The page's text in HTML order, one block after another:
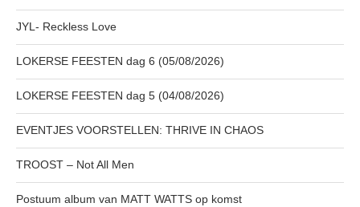
JYL- Reckless Love
LOKERSE FEESTEN dag 6 (05/08/2026)
LOKERSE FEESTEN dag 5 (04/08/2026)
EVENTJES VOORSTELLEN: THRIVE IN CHAOS
TROOST – Not All Men
Postuum album van MATT WATTS op komst